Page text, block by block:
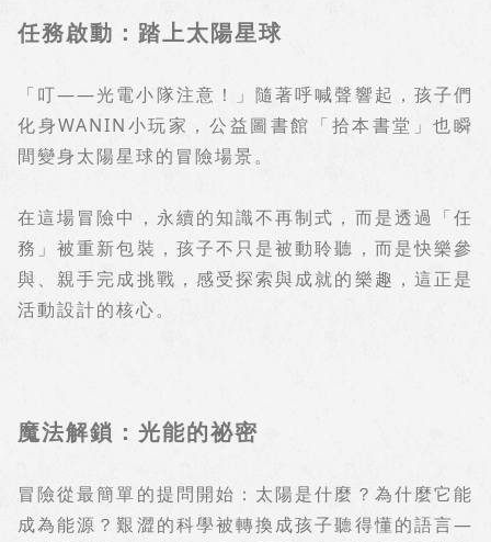
任務啟動：踏上太陽星球
「叮——光電小隊注意！」隨著呼喊聲響起，孩子們
化身WANIN小玩家，公益圖書館「拾本書堂」也瞬
間變身太陽星球的冒險場景。
在這場冒險中，永續的知識不再制式，而是透過「任
務」被重新包裝，孩子不只是被動聆聽，而是快樂參
與、親手完成挑戰，感受探索與成就的樂趣，這正是
活動設計的核心。
魔法解鎖：光能的祕密
冒險從最簡單的提問開始：太陽是什麼？為什麼它能
成為能源？艱澀的科學被轉換成孩子聽得懂的語言—